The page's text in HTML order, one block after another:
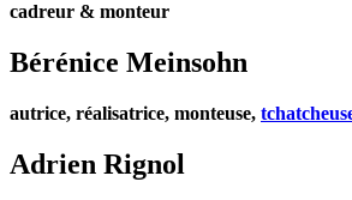
cadreur & monteur
Bérénice Meinsohn
autrice, réalisatrice, monteuse,tchatcheuse.
Adrien Rignol